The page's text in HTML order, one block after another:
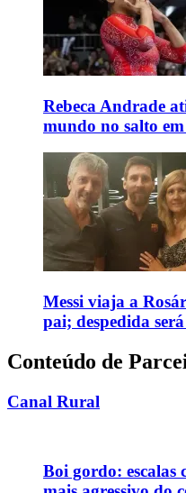
Rebeca Andrade
mundo no salto
Messi viaja a
pai; despedida
Conteúdo de
Canal Rural
Boi gordo: escalas